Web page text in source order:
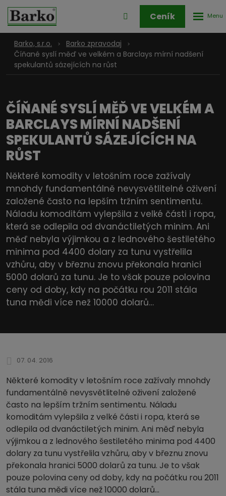
Přihlášení
zóny
Ceník
Barko, s.r.o.
Barko zpravodaj
Číňané syslí měď ve velkém a Barclays mírní nadšení
spekulantů sázejících na růst
ČÍŇANÉ SYSLÍ MĚĎ VE VELKÉM A
BARCLAYS MÍRNÍ NADŠENÍ
SPEKULANTŮ SÁZEJÍCÍCH NA
RŮST
Některé komodity v letošním roce zažívaly
mnohdy fundamentálně nevysvětlitelné oživení
založené často na lepším tržním sentimentu.
Náladu komoditám vylepšila z velké části i ropa,
která se odlepila od dvanáctiletých minim. Ani
měď nebyla výjimkou a z lednového šestiletého
minima pod 4400 dolary za tunu vystřelila
vzhůru, aby v březnu znovu překonala hranici
5000 dolarů za tunu. Je to však pouze polovina
ceny od doby, kdy na počátku rou 2011 stála
tuna mědi více než 10000 dolarů…
07. 04. 2016
Některé komodity v letošním roce zažívaly mnohdy
fundamentálně nevysvětlitelné oživení založené
často na lepším tržním sentimentu. Náladu
komoditám vylepšila z velké části i ropa, která se
odlepila od dvanáctiletých minim. Ani měď nebyla
výjimkou a z lednového šestiletého minima pod 4400
dolary za tunu vystřelila vzhůru, aby v březnu znovu
překonala hranici 5000 dolarů za tunu. Je to však
pouze polovina ceny od doby, kdy na počátku rou 2011
stála tuna mědi více než 10000 dolarů…